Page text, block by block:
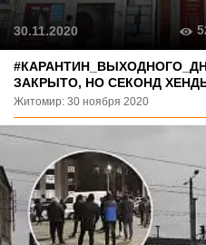
ЗАКРЫТО, НО СЕКОНД
Житомир: 30 ноября 2020
30.11.2020